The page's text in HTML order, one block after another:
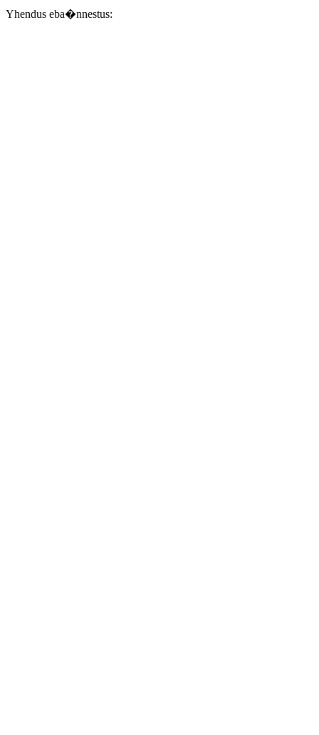
Yhendus eba�nnestus: